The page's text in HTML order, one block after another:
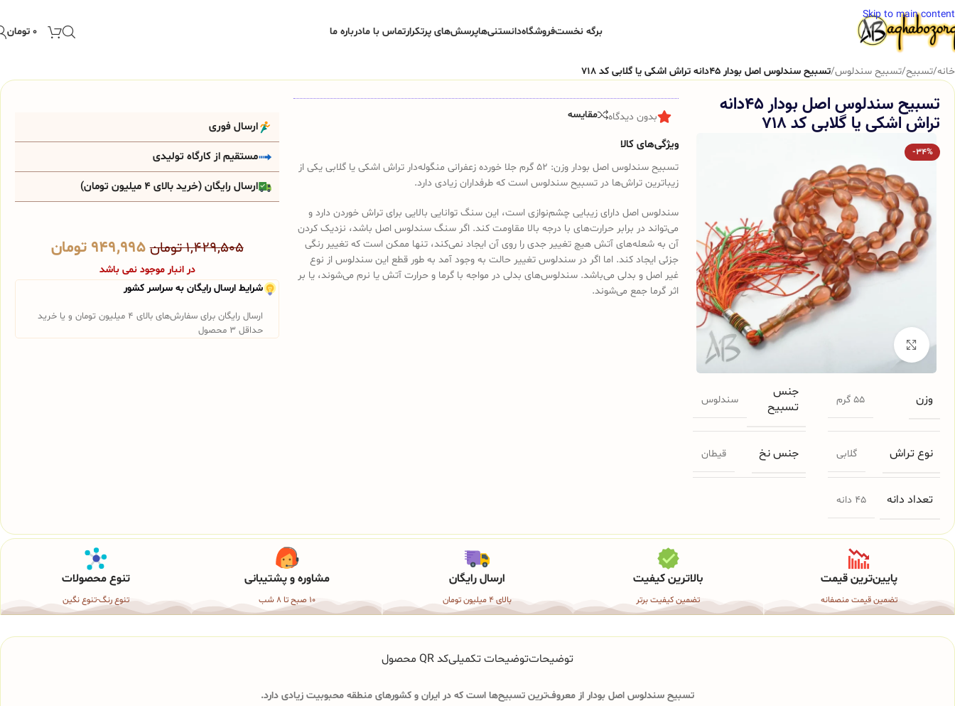
Skip to main content
برگه نخستفروشگاهدانستنی‌هاپرسش‌های پرتکرارتماس با مادرباره ما ۰ تومان
خانه/تسبیح/تسبیح سندلوس/تسبیح سندلوس اصل بودار 45دانه تراش اشکی یا گلابی کد 718
تسبیح سندلوس اصل بودار 45دانه
تراش اشکی یا گلابی کد 718
-34%
وزن 55 گرم
جنس
تسبیح
سندلوس
نوع تراش گلابی جنس نخ قیطان
تعداد دانه 45 دانه
بدون دیدگاه مقایسه
ویژگی‌های کالا
تسبیح سندلوس اصل بودار وزن: 52 گرم جلا خورده زعفرانی منگوله‌‌‌دار تراش اشکی یا گلابی یکی از
زیباترین تراش‌ها در تسبیح سندلوس است که طرفداران زیادی دارد.
سندلوس اصل دارای زیبایی چشم‌نوازی است، این سنگ توانایی بالایی برای تراش خوردن دارد و
می‌تواند در برابر حرارت‌های با درجه بالا مقاومت کند. اگر سنگ سندلوس اصل باشد، نزدیک کردن
آن به شعله‌های آتش هیچ تغییر جدی را روی آن ایجاد نمی‌کند، تنها ممکن است که تغییر رنگی
جزئی ایجاد کند. اما اگر در سندلوس تغییر حالت به وجود آمد به طور قطع این سندلوس از نوع
غیر اصل و بدلی می‌باشد. سندلوس‌های بدلی در مواجه با گرما و حرارت آتش یا نرم می‌شوند، یا بر
اثر گرما جمع می‌شوند.
ارسال فوری
مستقیم از کارگاه تولیدی
ارسال رایگان (خرید بالای 4 میلیون تومان)
۱,۴۲۹,۵۰۵تومان ۹۴۹,۹۹۵ تومان
در انبار موجود نمی باشد
شرایط ارسال رایگان به سراسر کشور
ارسال رایگان برای سفارش‌های بالای 4 میلیون تومان و یا خرید
حداقل 3 محصول
پایین‌ترین قیمت
تضمین قیمت منصفانه
بالاترین کیفیت
تضمین کیفیت برتر
ارسال رایگان
بالای 4 میلیون تومان
مشاوره و پشتیبانی
10 صبح تا 8 شب
تنوع محصولات
تنوع رنگ-تنوع نگین
توضیحاتتوضیحات تکمیلیکد QR محصول
تسبیح سندلوس اصل بودار از معروف‌ترین تسبیح‌ها است که در ایران و کشورهای منطقه محبوبیت زیادی دارد.